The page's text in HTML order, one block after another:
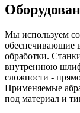
Мы используем
обеспечивающие
обработки.
внутреннюю
сложности -
Применяемые
под материал и